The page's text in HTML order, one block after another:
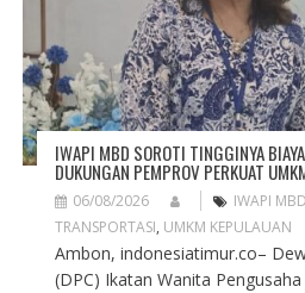
IWAPI MBD SOROTI TINGGINYA
DUKUNGAN PEMPROV PERKUAT
06/08/2026 IWAPI MBD
TRANSPORTASI, UMKM KEPULAUAN
Ambon, indonesiatimur.co–
(DPC) Ikatan Wanita